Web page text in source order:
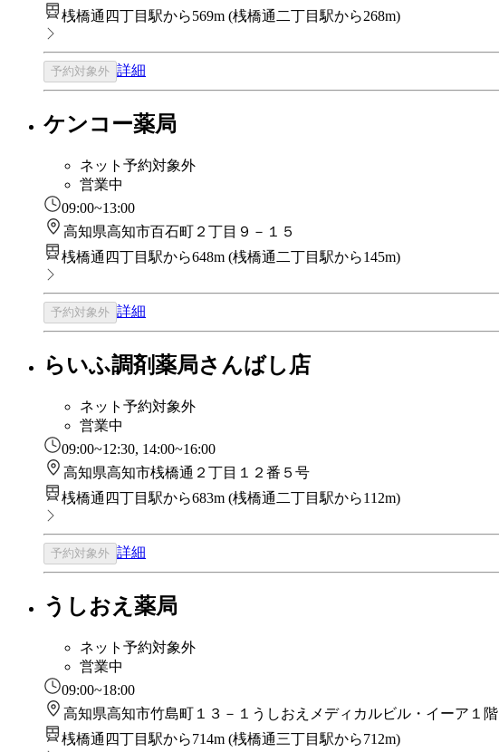
桟橋通四丁目駅から569m (桟橋通二丁目駅から268m)
予約対象外 詳細
ケンコー薬局
ネット予約対象外
営業中
09:00~13:00
高知県高知市百石町２丁目９－１５
桟橋通四丁目駅から648m (桟橋通二丁目駅から145m)
予約対象外 詳細
らいふ調剤薬局さんばし店
ネット予約対象外
営業中
09:00~12:30, 14:00~16:00
高知県高知市桟橋通２丁目１２番５号
桟橋通四丁目駅から683m (桟橋通二丁目駅から112m)
予約対象外 詳細
うしおえ薬局
ネット予約対象外
営業中
09:00~18:00
高知県高知市竹島町１３－１うしおえメディカルビル・イーア１階
桟橋通四丁目駅から714m (桟橋通三丁目駅から712m)